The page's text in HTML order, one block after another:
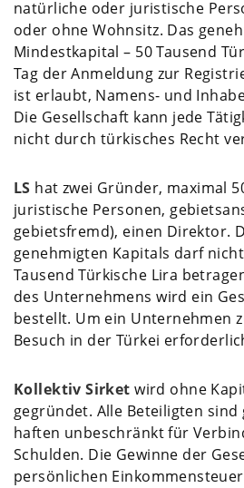
natürliche oder juristische
oder ohne Wohnsitz. Das
Mindestkapital – 50 Tausend
Tag der Anmeldung zur
ist erlaubt, Namens- und
Die Gesellschaft kann jede
nicht durch türkisches Recht
LS hat zwei Gründer, maximal
juristische Personen,
gebietsfremd), einen Direktor.
genehmigten Kapitals darf
Tausend Türkische Lira
des Unternehmens wird ein
bestellt. Um ein Unternehmen
Besuch in der Türkei
Kollektiv Sirket wird ohne
gegründet. Alle Beteiligten
haften unbeschränkt für
Schulden. Die Gewinne der
persönlichen